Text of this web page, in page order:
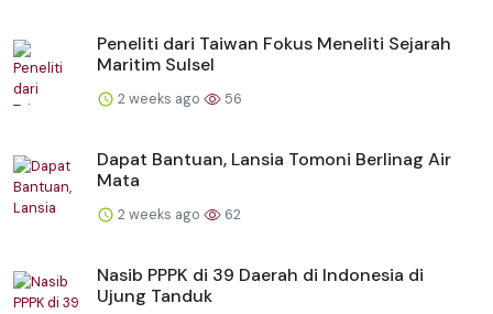
Peneliti dari Taiwan Fokus Meneliti Sejarah
Maritim Sulsel
2 weeks ago 56
Dapat Bantuan, Lansia Tomoni Berlinag Air
Mata
2 weeks ago 62
Nasib PPPK di 39 Daerah di Indonesia di
Ujung Tanduk